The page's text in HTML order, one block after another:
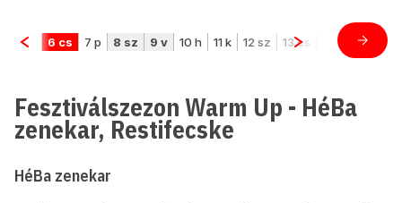
Fesztiválszezon Warm Up - HéBa
zenekar, Restifecske
HéBa zenekar